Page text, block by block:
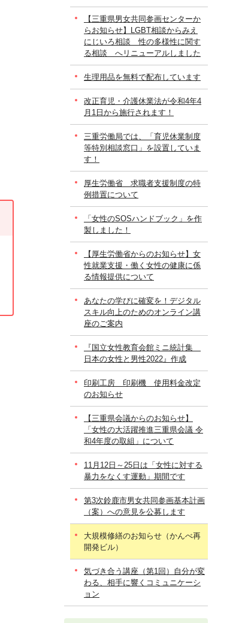
【三重県男女共同参画センターか
らお知らせ】LGBT相談からみえ
にじいろ相談 性の多様性に関す
る相談 へリニューアルしました
生理用品を無料で配布しています
改正育児・介護休業法が令和4年4
月1日から施行されます！
三重労働局では、「育児休業制度
等特別相談窓口」を設置していま
す！
厚生労働省 求職者支援制度の特
例措置について
「女性のSOSハンドブック」を作
製しました！
【厚生労働省からのお知らせ】女
性就業支援・働く女性の健康に係
る情報提供について
あなたの学びに確変を！デジタル
スキル向上のためのオンライン講
座のご案内
『国立女性教育会館ミニ統計集
日本の女性と男性2022』作成
印刷工房 印刷機 使用料金改定
のお知らせ
【三重県会議からのお知らせ】
「女性の大活躍推進三重県会議 令
和4年度の取組」について
11月12日～25日は「女性に対する
暴力をなくす運動」期間です
第3次鈴鹿市男女共同参画基本計画
（案）への意見を公募します
大規模修繕のお知らせ（かんべ再
開発ビル）
気づき合う講座（第1回）自分が変
わる、相手に響くコミュニケーシ
ョン